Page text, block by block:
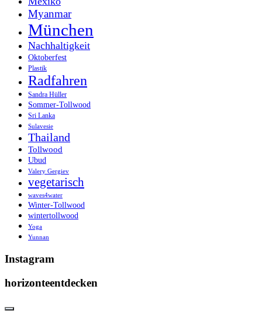
Myanmar
München
Nachhaltigkeit
Oktoberfest
Plastik
Radfahren
Sandra Hüller
Sommer-Tollwood
Sri Lanka
Sulavesie
Thailand
Tollwood
Ubud
Valery Gergiev
vegetarisch
waves4water
Winter-Tollwood
wintertollwood
Yoga
Yunnan
Instagram
horizonteentdecken